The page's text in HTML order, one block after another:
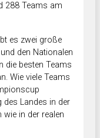
288 Teams am
es zwei große
den Nationalen
die besten Teams
Wie viele Teams
des Landes in der
in der realen